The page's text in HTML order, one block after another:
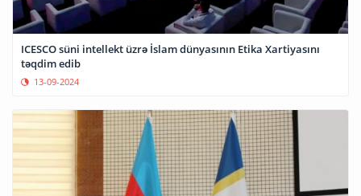
ICESCO süni intellekt üzrə İslam dünyasının Etika Xartiyasını
təqdim edib
13-09-2024